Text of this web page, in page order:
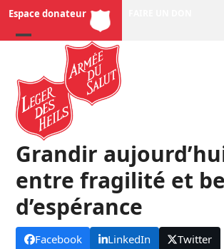
Skip
content
Espace donateur
Grandir
entre fragilité et
d’espérance
Facebook LinkedIn Twitter